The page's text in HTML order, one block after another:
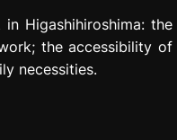
Higashihiroshima: the
the accessibility of
necessities.